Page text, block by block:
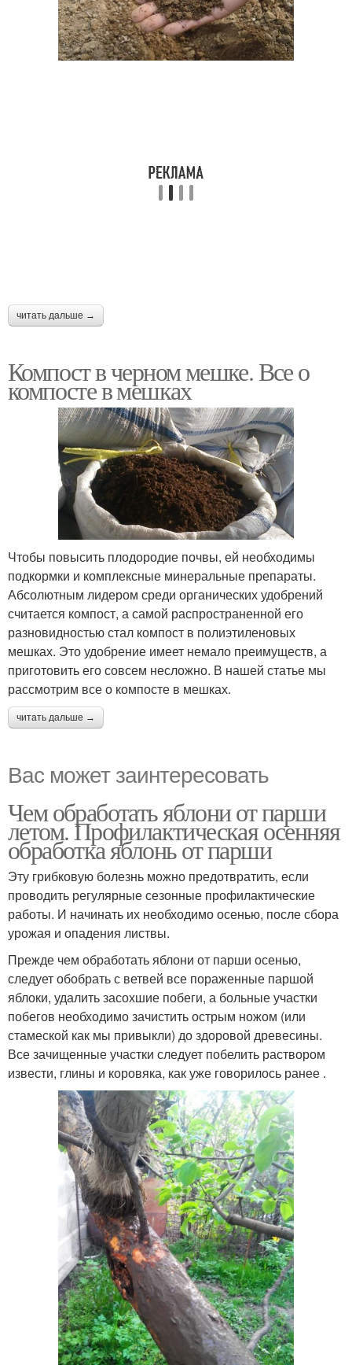
читать дальше →
Компост в черном мешке. Все о
компосте в мешках
Чтобы повысить плодородие почвы, ей необходимы
подкормки и комплексные минеральные препараты.
Абсолютным лидером среди органических удобрений
считается компост, а самой распространенной его
разновидностью стал компост в полиэтиленовых
мешках. Это удобрение имеет немало преимуществ, а
приготовить его совсем несложно. В нашей статье мы
рассмотрим все о компосте в мешках.
читать дальше →
Вас может заинтересовать
Чем обработать яблони от парши
летом. Профилактическая осенняя
обработка яблонь от парши
Эту грибковую болезнь можно предотвратить, если
проводить регулярные сезонные профилактические
работы. И начинать их необходимо осенью, после сбора
урожая и опадения листвы.
Прежде чем обработать яблони от парши осенью,
следует обобрать с ветвей все пораженные паршой
яблоки, удалить засохшие побеги, а больные участки
побегов необходимо зачистить острым ножом (или
стамеской как мы привыкли) до здоровой древесины.
Все зачищенные участки следует побелить раствором
извести, глины и коровяка, как уже говорилось ранее .